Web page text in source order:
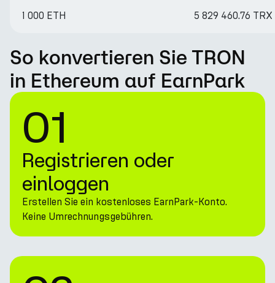
1 000 ETH 5 829 460.76 TRX
So konvertieren Sie TRON
in Ethereum auf EarnPark
01
Registrieren oder
einloggen
Erstellen Sie ein kostenloses EarnPark-Konto.
Keine Umrechnungsgebühren.